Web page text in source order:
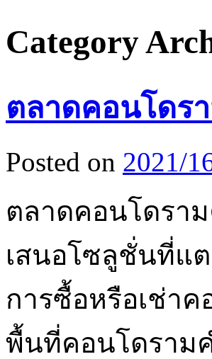
Category
ตลาดคอนโดร
Posted on 2021/
ตลาดคอนโดรา
เสนอโซลูชั่นที่แ
การซื้อหรือเช่า
พื้นที่คอนโดราม